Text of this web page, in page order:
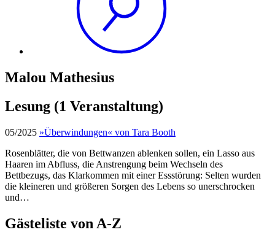
Malou Mathesius
Lesung (1 Veranstaltung)
05/2025 »Überwindungen« von Tara Booth
Rosenblätter, die von Bettwanzen ablenken sollen, ein Lasso aus
Haaren im Abfluss, die Anstrengung beim Wechseln des
Bettbezugs, das Klarkommen mit einer Essstörung: Selten wurden
die kleineren und größeren Sorgen des Lebens so unerschrocken
und…
Gästeliste von A-Z